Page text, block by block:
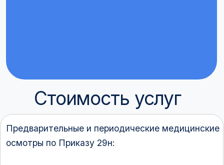
ЗАПИСАТЬСЯ НА ПРИЕМ
Справка 29н для работы (Заключение 29н):
Предварительный / периодический медосмотр с
оформлением Заключения о профпригодности по
Приказу 29н для частных лиц
2900 ₽
для мужчин для женщин 3200 ₽